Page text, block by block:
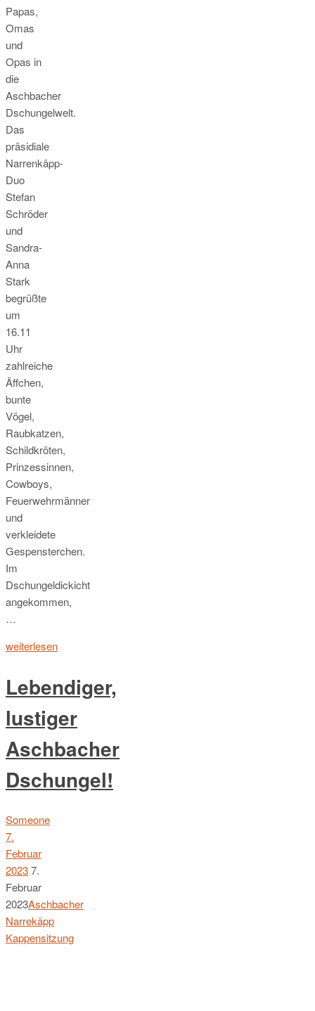
Papas,
Omas
und
Opas in
die
Aschbacher
Dschungelwelt.
Das
präsidiale
Narrenkäpp-
Duo
Stefan
Schröder
und
Sandra-
Anna
Stark
begrüßte
um
16.11
Uhr
zahlreiche
Äffchen,
bunte
Vögel,
Raubkatzen,
Schildkröten,
Prinzessinnen,
Cowboys,
Feuerwehrmänner
und
verkleidete
Gespensterchen.
Im
Dschungeldickicht
angekommen,
…
weiterlesen
Lebendiger,
lustiger
Aschbacher
Dschungel!
Someone
7.
Februar
20237.
Februar
2023Aschbacher
Narrekäpp
Kappensitzung